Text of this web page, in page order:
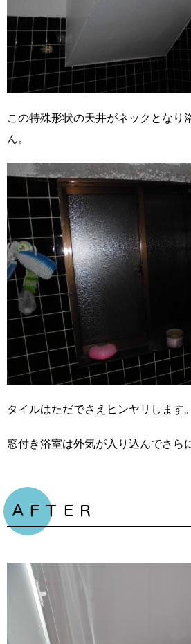
この特殊形状の天井がネックとなり
ん。
タイルはただでさえヒンヤリします。
窓付き浴室は外気が入り込んでさら
ＡＦＴＥＲ